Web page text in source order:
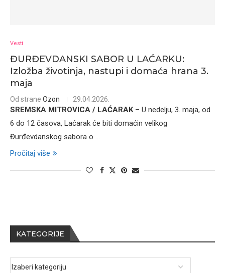
Vesti
ĐURĐEVDANSKI SABOR U LAĆARKU:
Izložba životinja, nastupi i domaća hrana 3.
maja
Od strane Ozon 29.04.2026.
SREMSKA MITROVICA / LAĆARAK– U nedelju, 3. maja, od
6 do 12 časova, Laćarak će biti domaćin velikog
Đurđevdanskog sabora o ...
Pročitaj više
KATEGORIJE